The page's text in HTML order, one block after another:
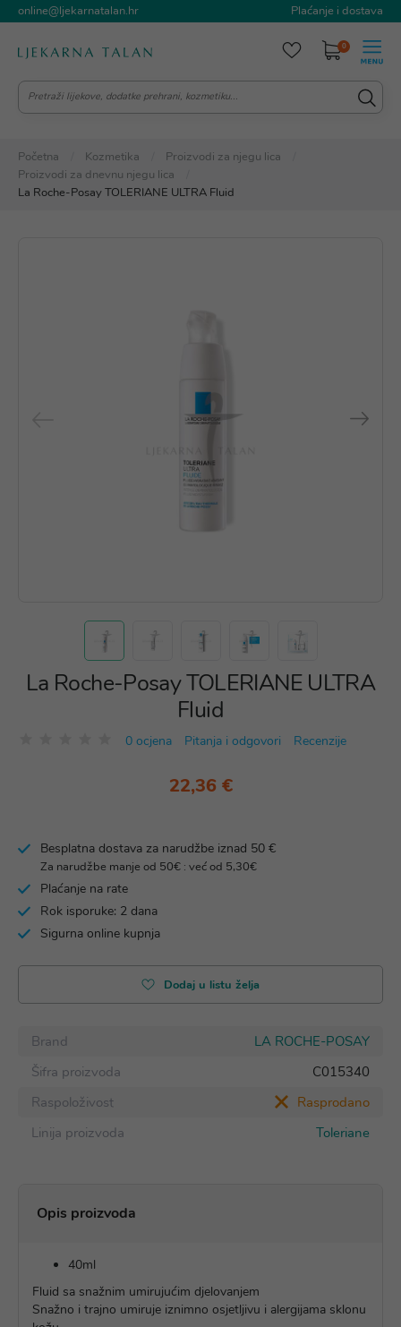
online@ljekarnatalan.hr Plaćanje i dostava
0
Početna Kozmetika
Proizvodi za njegu lica
Proizvodi za dnevnu njegu lica
La Roche-Posay TOLERIANE ULTRA Fluid
La Roche-Posay TOLERIANE ULTRA
Fluid
0 ocjena Pitanja i odgovori Recenzije
22,36 €
Besplatna dostava za narudžbe iznad 50 €
Za narudžbe manje od 50€ : već od 5,30€
Plaćanje na rate
Rok isporuke: 2 dana
Sigurna online kupnja
Dodaj u listu želja
Brand
LA ROCHE-POSAY
Šifra proizvoda
C015340
Raspoloživost
Rasprodano
Linija proizvoda
Toleriane
Opis proizvoda
40ml
Fluid sa snažnim umirujućim djelovanjem
Snažno i trajno umiruje iznimno osjetljivu i alergijama sklonu